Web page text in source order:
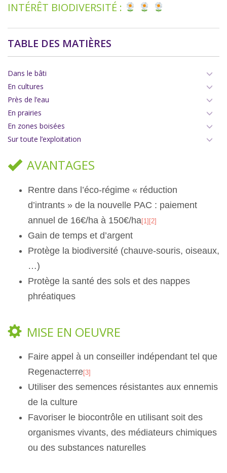
INTÉRÊT BIODIVERSITÉ :
TABLE DES MATIÈRES
Dans le bâti
En cultures
Près de l’eau
En prairies
En zones boisées
Sur toute l’exploitation
AVANTAGES
Rentre dans l’éco-régime « réduction
d’intrants » de la nouvelle PAC : paiement
annuel de 16€/ha à 150€/ha[1][2]
Gain de temps et d’argent
Protège la biodiversité (chauve-souris, oiseaux,
…)
Protège la santé des sols et des nappes
phréatiques
MISE EN OEUVRE
Faire appel à un conseiller indépendant tel que
Regenacterre[3]
Utiliser des semences résistantes aux ennemis
de la culture
Favoriser le biocontrôle en utilisant soit des
organismes vivants, des médiateurs chimiques
ou des substances naturelles